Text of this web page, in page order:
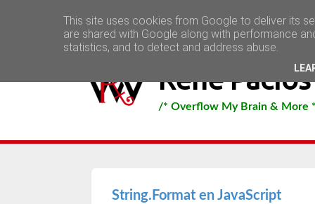
Inicio Contacto
René Pacios
/* Overflow My Brain & More
String.Format en JavaScript
This site uses cookies from Google to deliver its
are shared with Google along with performance
statistics, and to detect and address abuse.